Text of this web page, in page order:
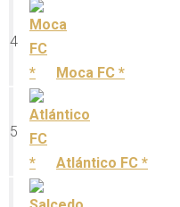
4
Moca FC *
5
Atlántico FC *